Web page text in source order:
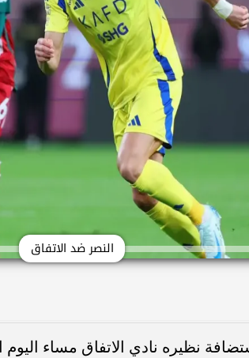
النصر ضد الاتفاق